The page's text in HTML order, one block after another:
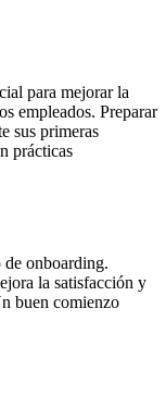
para mejorar la
empleados. Preparar
sus primeras
prácticas
de onboarding.
la satisfacción y
buen comienzo